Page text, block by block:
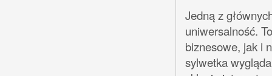
Jedną z
uniwersalność.
biznesowe, jak i
sylwetka